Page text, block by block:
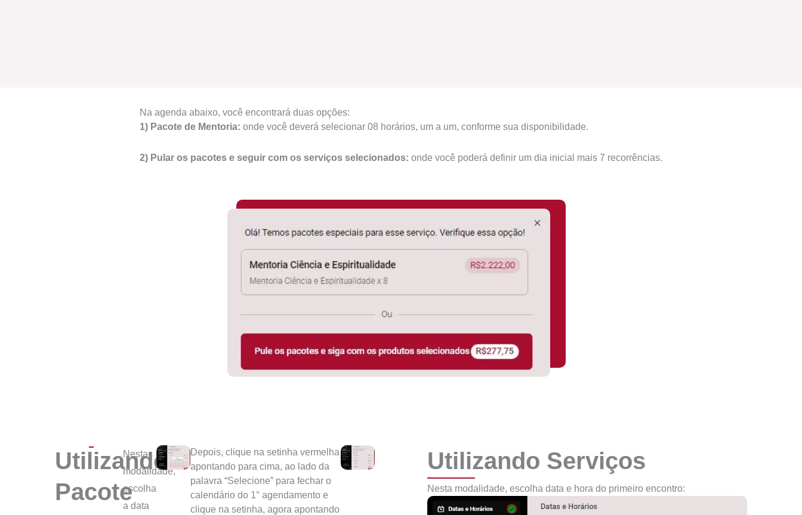
Na agenda abaixo, você encontrará duas opções:
1) Pacote de Mentoria: onde você deverá selecionar 08 horários, um a um, conforme sua disponibilidade.
2) Pular os pacotes e seguir com os serviços selecionados: onde você poderá definir um dia inicial mais 7 recorrências.
Utilizando
Pacote
Nesta
modalidade,
escolha
a data
Depois, clique na setinha vermelha
apontando para cima, ao lado da
palavra “Selecione” para fechar o
calendário do 1° agendamento e
clique na setinha, agora apontando
Utilizando Serviços
Nesta modalidade, escolha data e hora do primeiro encontro: